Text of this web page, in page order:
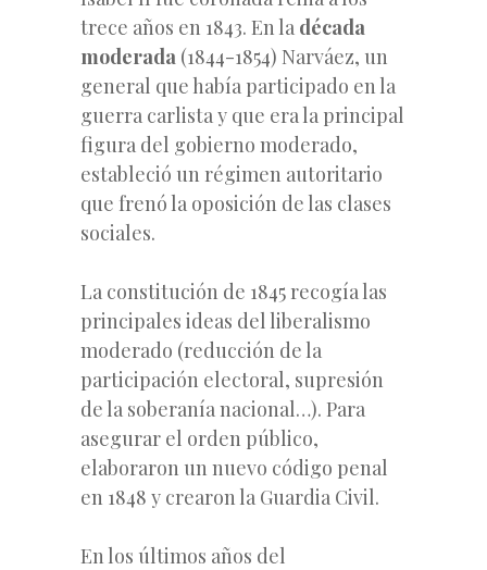
trece años en 1843. En la década
moderada (1844-1854) Narváez, un
general que había participado en la
guerra carlista y que era la principal
figura del gobierno moderado,
estableció un régimen autoritario
que frenó la oposición de las clases
sociales.
La constitución de 1845 recogía las
principales ideas del liberalismo
moderado (reducción de la
participación electoral, supresión
de la soberanía nacional…). Para
asegurar el orden público,
elaboraron un nuevo código penal
en 1848 y crearon la Guardia Civil.
En los últimos años del